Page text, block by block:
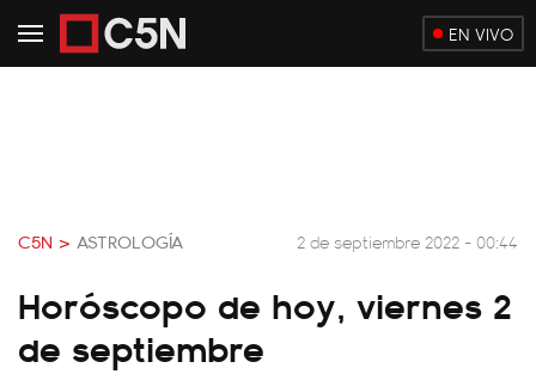
EN VIVO
C5N > ASTROLOGÍA 2 de septiembre 2022 - 00:44
Horóscopo de hoy, viernes 2
de septiembre